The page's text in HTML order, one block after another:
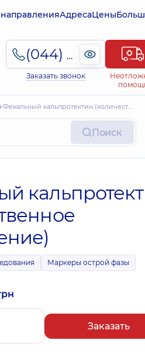
АдресаЦены
(044) 495-2-888
Заказать звонок
Фекальный кальпротектин (количественное определение)
Поиск
Маркеры острой фазы
Заказать